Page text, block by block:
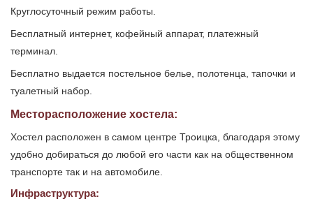
Круглосуточный режим работы.
Бесплатный интернет, кофейный аппарат, платежный
терминал.
Бесплатно выдается постельное белье, полотенца, тапочки и
туалетный набор.
Месторасположение хостела:
Хостел расположен в самом центре Троицка, благодаря этому
удобно добираться до любой его части как на общественном
транспорте так и на автомобиле.
Инфраструктура: